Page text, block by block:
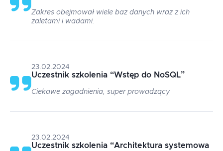
Zakres obejmował wiele baz danych wraz z ich
zaletami i wadami.
23.02.2024
Uczestnik szkolenia “Wstęp do NoSQL”
Ciekawe zagadnienia, super prowadzący
23.02.2024
Uczestnik szkolenia “Architektura systemowa